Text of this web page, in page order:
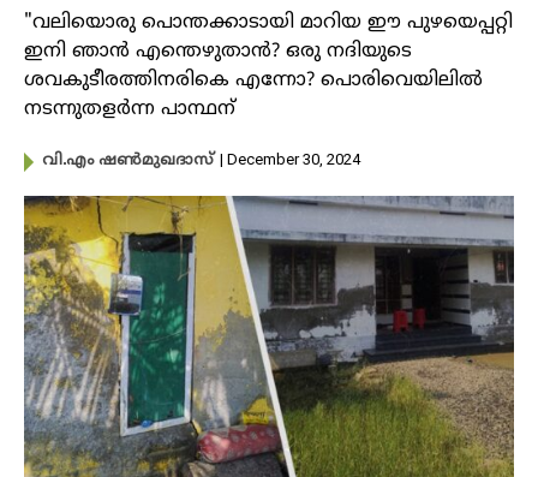
"വലിയൊരു പൊന്തക്കാടായി മാറിയ ഈ പുഴയെപ്പറ്റി
ഇനി ഞാൻ എന്തെഴുതാൻ? ഒരു നദിയുടെ
ശവകുടീരത്തിനരികെ എന്നോ? പൊരിവെയിലിൽ
നടന്നുതളർന്ന പാന്ഥന്
വി.എം ഷണ്‍മുഖദാസ് | December 30, 2024